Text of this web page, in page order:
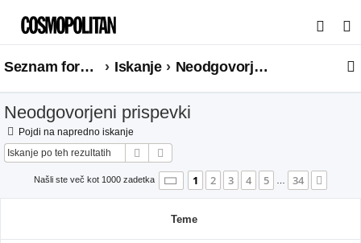
s
a
Seznam forumov Iskanje Neodgovorjeni prispevki
Neodgovorjeni prispevki
Pojdi na napredno iskanje
Iskanje
Našli ste več kot 1000 zadetka Stran 1od34
1 2 3 4 5 … 34
Teme